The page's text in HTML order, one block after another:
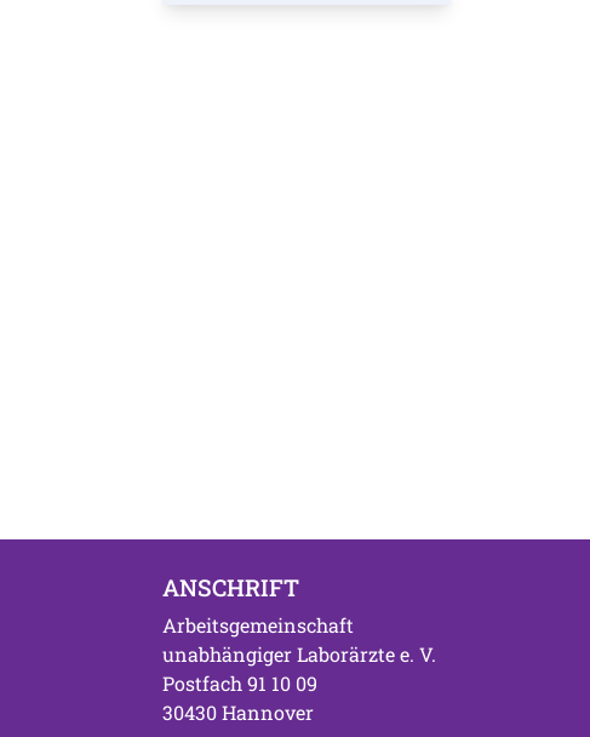
ANSCHRIFT
Arbeitsgemeinschaft
unabhängiger Laborärzte e. V.
Postfach 91 10 09
30430 Hannover